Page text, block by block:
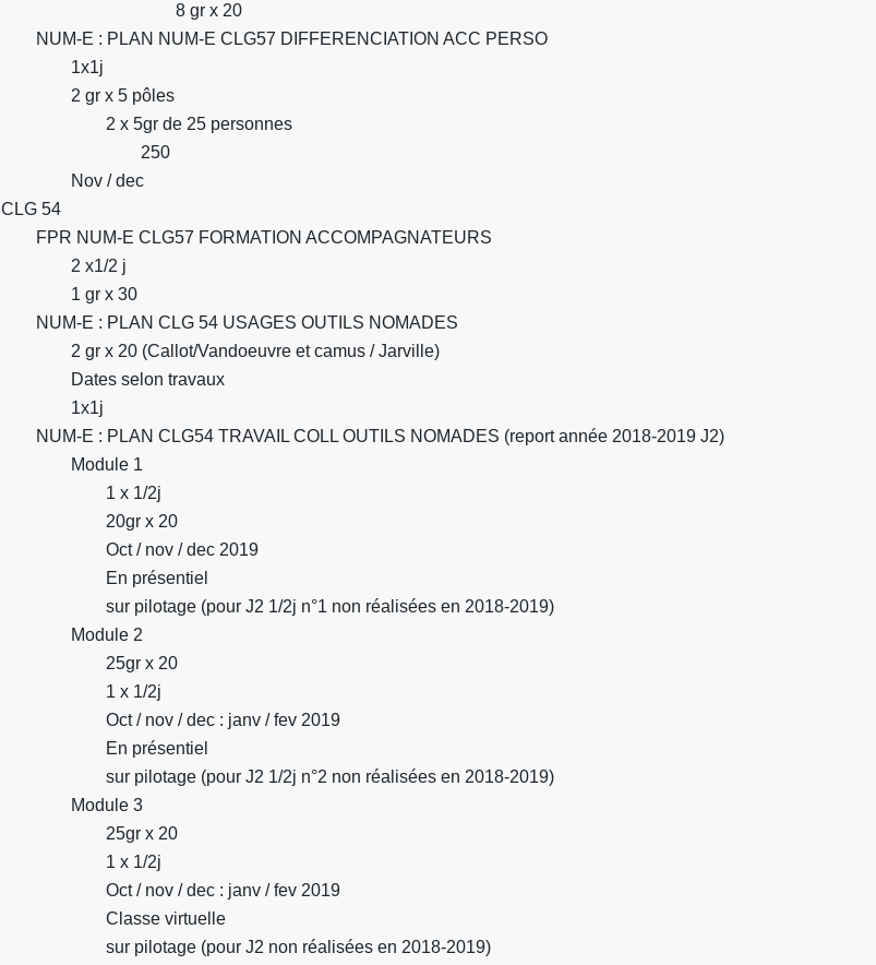
8 gr x 20
NUM-E : PLAN NUM-E CLG57 DIFFERENCIATION ACC PERSO
1x1j
2 gr x 5 pôles
2 x 5gr de 25 personnes
250
Nov / dec
CLG 54
FPR NUM-E CLG57 FORMATION ACCOMPAGNATEURS
2 x1/2 j
1 gr x 30
NUM-E : PLAN CLG 54 USAGES OUTILS NOMADES
2 gr x 20 (Callot/Vandoeuvre et camus / Jarville)
Dates selon travaux
1x1j
NUM-E : PLAN CLG54 TRAVAIL COLL OUTILS NOMADES (report année 2018-2019 J2)
Module 1
1 x 1/2j
20gr x 20
Oct / nov / dec 2019
En présentiel
sur pilotage (pour J2 1/2j n°1 non réalisées en 2018-2019)
Module 2
25gr x 20
1 x 1/2j
Oct / nov / dec : janv / fev 2019
En présentiel
sur pilotage (pour J2 1/2j n°2 non réalisées en 2018-2019)
Module 3
25gr x 20
1 x 1/2j
Oct / nov / dec : janv / fev 2019
Classe virtuelle
sur pilotage (pour J2 non réalisées en 2018-2019)